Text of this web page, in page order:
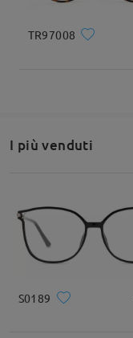
TR97008
I più venduti
S0189